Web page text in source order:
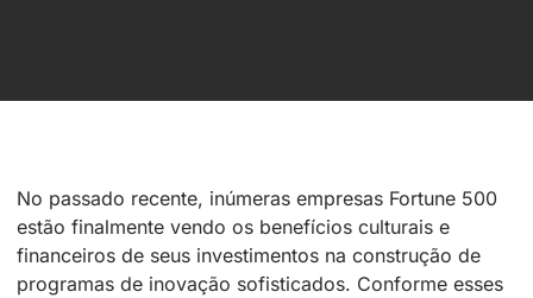
No passado recente, inúmeras empresas Fortune 500
estão finalmente vendo os benefícios culturais e
financeiros de seus investimentos na construção de
programas de inovação sofisticados. Conforme esses